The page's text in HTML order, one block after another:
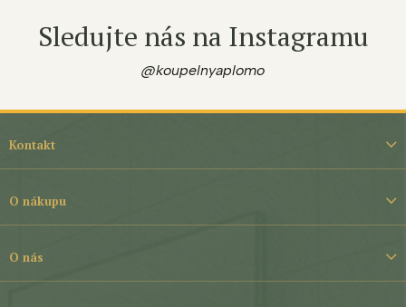
Sledujte nás na Instagramu
@koupelnyaplomo
Z
í
Kontakt
O nákupu
O nás